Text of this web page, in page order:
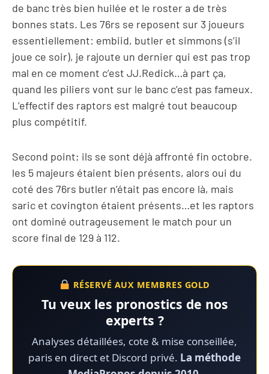
de banc très bien huilée et le roster a de très
bonnes stats. Les 76rs se reposent sur 3 joueurs
essentiellement: embiid, butler et simmons (s’il
joue ce soir), je rajoute un dernier qui est pas trop
mal en ce moment c’est JJ.Redick…à part ça,
quand les piliers vont sur le banc c’est pas fameux.
L’effectif des raptors est malgré tout beaucoup
plus compétitif.
Second point; ils se sont déjà affronté fin octobre.
les 5 majeurs étaient bien présents, alors oui du
coté des 76rs butler n’était pas encore là, mais
saric et covington étaient présents…et les raptors
ont dominé outrageusement le match pour un
score final de 129 à 112.
RÉSERVÉ AUX MEMBRES GOLD
Tu veux les pronostics de nos
experts ?
Analyses détaillées, cote & mise conseillée,
paris en direct et Discord privé. La méthode